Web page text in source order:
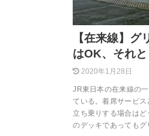
【在来線】グ
はOK、それと
2020年1月28日
JR東日本の在来線の
ている。着席サービ
立ち乗りする場合は
のデッキであっても